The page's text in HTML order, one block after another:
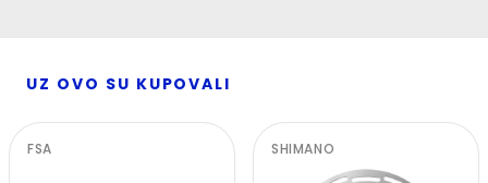
UZ OVO SU KUPOVALI
FSA SHIMANO